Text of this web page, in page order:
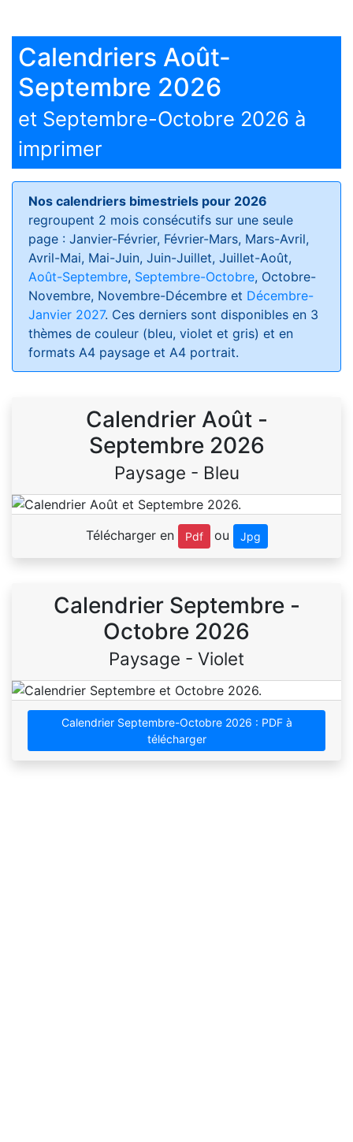
Calendriers Août-
Septembre 2026
et Septembre-Octobre 2026 à
imprimer
Nos calendriers bimestriels pour 2026
regroupent 2 mois consécutifs sur une seule
page : Janvier-Février, Février-Mars, Mars-Avril,
Avril-Mai, Mai-Juin, Juin-Juillet, Juillet-Août,
Août-Septembre, Septembre-Octobre, Octobre-
Novembre, Novembre-Décembre et Décembre-
Janvier 2027. Ces derniers sont disponibles en 3
thèmes de couleur (bleu, violet et gris) et en
formats A4 paysage et A4 portrait.
Calendrier Août -
Septembre 2026
Paysage - Bleu
Télécharger en Pdf ou Jpg
Calendrier Septembre -
Octobre 2026
Paysage - Violet
Calendrier Septembre-Octobre 2026 : PDF à
télécharger